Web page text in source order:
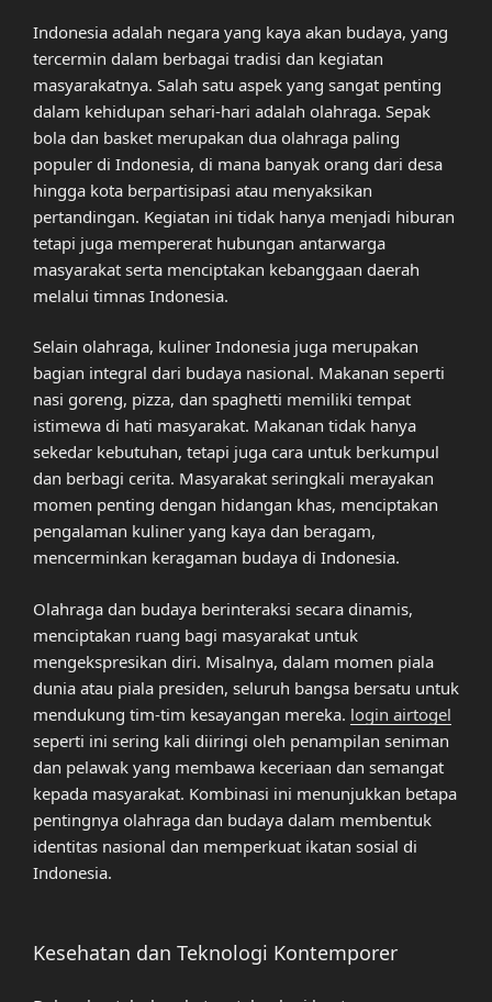
Indonesia adalah negara yang kaya akan budaya, yang
tercermin dalam berbagai tradisi dan kegiatan
masyarakatnya. Salah satu aspek yang sangat penting
dalam kehidupan sehari-hari adalah olahraga. Sepak
bola dan basket merupakan dua olahraga paling
populer di Indonesia, di mana banyak orang dari desa
hingga kota berpartisipasi atau menyaksikan
pertandingan. Kegiatan ini tidak hanya menjadi hiburan
tetapi juga mempererat hubungan antarwarga
masyarakat serta menciptakan kebanggaan daerah
melalui timnas Indonesia.
Selain olahraga, kuliner Indonesia juga merupakan
bagian integral dari budaya nasional. Makanan seperti
nasi goreng, pizza, dan spaghetti memiliki tempat
istimewa di hati masyarakat. Makanan tidak hanya
sekedar kebutuhan, tetapi juga cara untuk berkumpul
dan berbagi cerita. Masyarakat seringkali merayakan
momen penting dengan hidangan khas, menciptakan
pengalaman kuliner yang kaya dan beragam,
mencerminkan keragaman budaya di Indonesia.
Olahraga dan budaya berinteraksi secara dinamis,
menciptakan ruang bagi masyarakat untuk
mengekspresikan diri. Misalnya, dalam momen piala
dunia atau piala presiden, seluruh bangsa bersatu untuk
mendukung tim-tim kesayangan mereka. login airtogel
seperti ini sering kali diiringi oleh penampilan seniman
dan pelawak yang membawa keceriaan dan semangat
kepada masyarakat. Kombinasi ini menunjukkan betapa
pentingnya olahraga dan budaya dalam membentuk
identitas nasional dan memperkuat ikatan sosial di
Indonesia.
Kesehatan dan Teknologi Kontemporer